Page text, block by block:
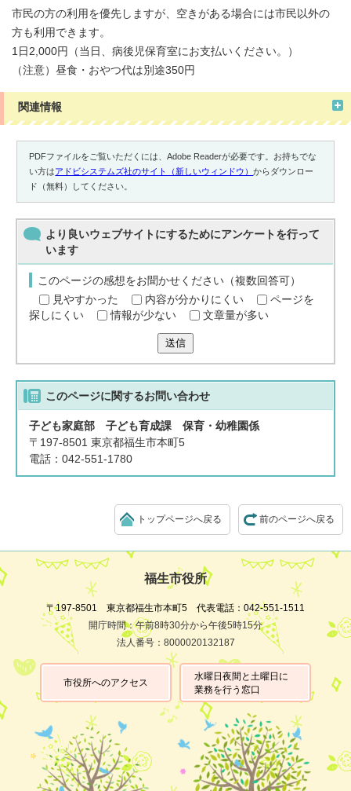
市民の方の利用を優先しますが、空きがある場合には市民以外の
方も利用できます。
1日2,000円（当日、病後児保育室にお支払いください。）
（注意）昼食・おやつ代は別途350円
関連情報
PDFファイルをご覧いただくには、Adobe Readerが必要です。お持ちでな
い方はアドビシステムズ社のサイト（新しいウィンドウ）からダウンロー
ド（無料）してください。
より良いウェブサイトにするためにアンケートを行って
います
このページの感想をお聞かせください（複数回答可）
見やすかった
内容が分かりにくい
ページを
探しにくい
情報が少ない 文章量が多い
送信
このページに関するお問い合わせ
子ども家庭部 子ども育成課 保育・幼稚園係
〒197-8501 東京都福生市本町5
電話：042-551-1780
前のページへ戻る
トップページへ戻る
福生市役所
〒197-8501 東京都福生市本町5 代表電話：042-551-1511
開庁時間：午前8時30分から午後5時15分
法人番号：8000020132187
市役所へのアクセス
水曜日夜間と土曜日に
業務を行う窓口